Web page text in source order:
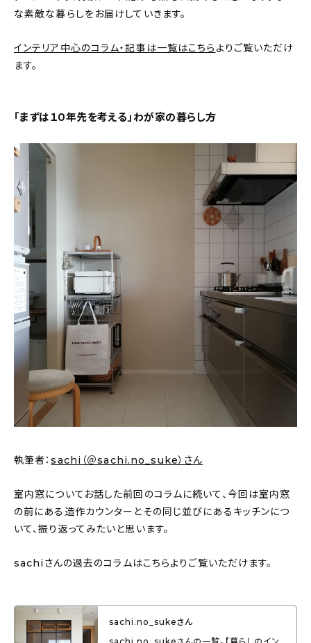
おすすめの記事
インテリア
カテゴリー一覧
新着記事
人気の記事
おすすめの記事
インテリア
キッチン
ギフト
キッズ
About
会社概要
な素敵な暮らしをお届けしていきます。
インテリア中心のコラム・記事は一覧はこちら よりご覧いただけ
ます。
「まずは１０年先を考える」わが家の暮らし方
執筆者：sachi（＠sachi.no_suke）さん
室内窓についてお話した前回のコラムに続いて、今回は室内窓
の前にある造作カウンターとその同じ並びにあるキッチンにつ
いて、振り返ってみたいと思います。
sachiさんの過去のコラムはこちらよりご覧いただけます。
sachi.no_sukeさん